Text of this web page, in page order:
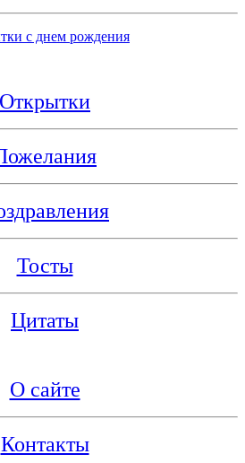
с днем рождения
Открытки
Тосты
Цитаты
О сайте
Контакты